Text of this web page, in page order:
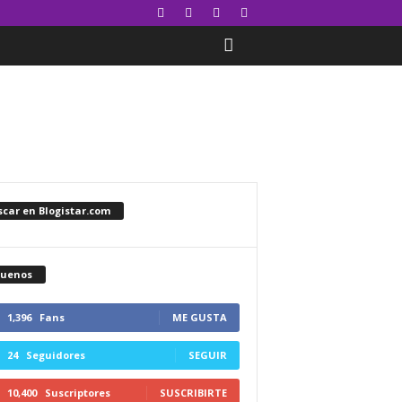
en Blogistar.com
1,396 Fans ME GUSTA
24 Seguidores SEGUIR
10,400 Suscriptores SUSCRIBIRTE